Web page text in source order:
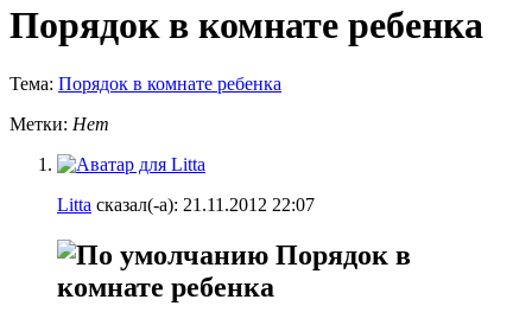
Порядок в комнате ребенка
Тема: Порядок в комнате ребенка
Метки: Нет
Litta сказал(-а): 21.11.2012 22:07
Порядок в
комнате ребенка